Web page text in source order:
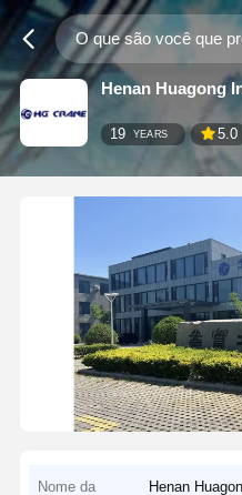
Henan Huagong
19 YEARS 5.0
Nome da
Henan